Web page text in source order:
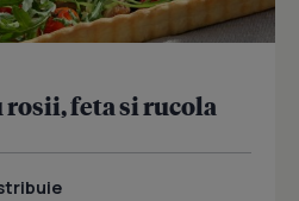
feta si rucola